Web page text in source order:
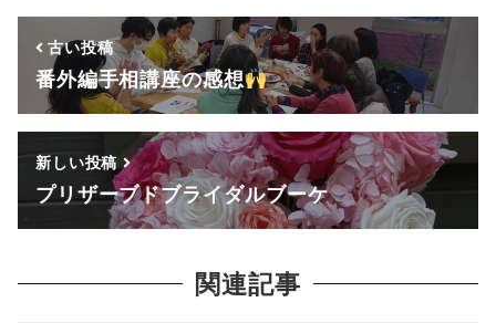
古い投稿
番外編手相講座の感想
新しい投稿
プリザーブドブライダルブーケ
関連記事